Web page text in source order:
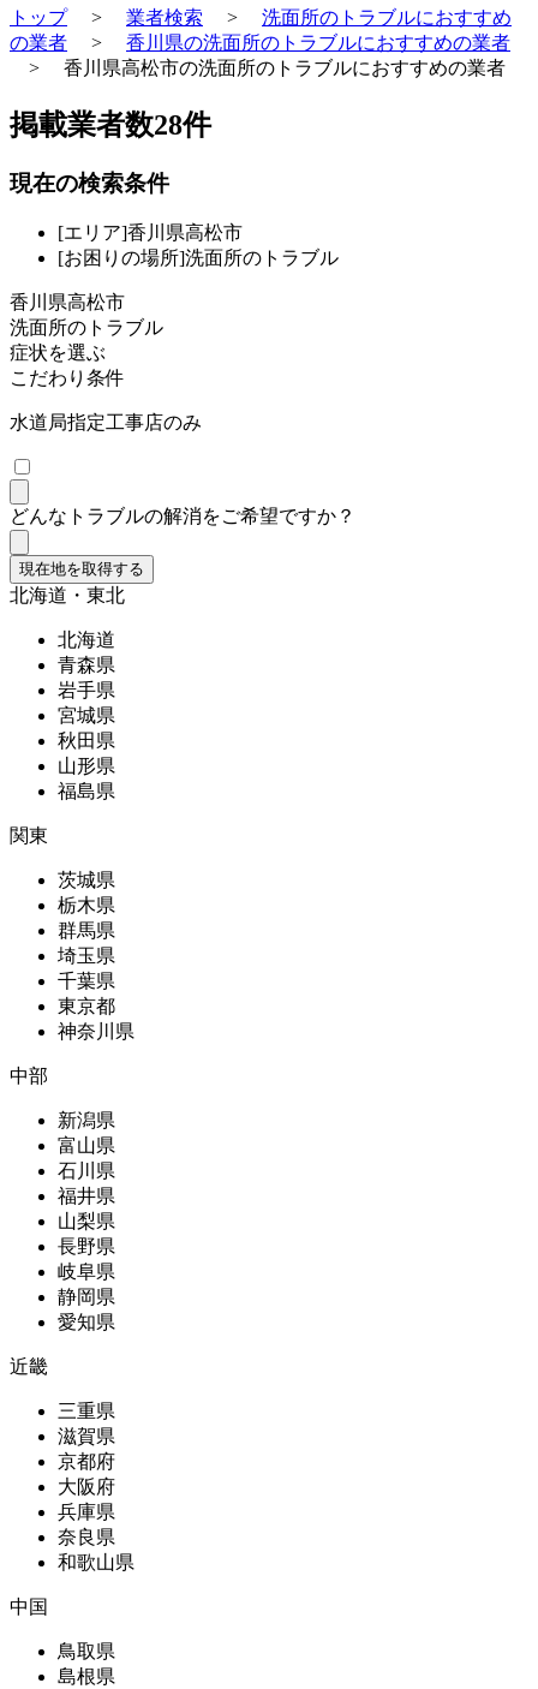
トップ> 業者検索 > 洗面所のトラブルにおすすめ
の業者 > 香川県の洗面所のトラブルにおすすめの業者
> 香川県高松市の洗面所のトラブルにおすすめの業者
掲載業者数28件
現在の検索条件
[エリア]香川県高松市
[お困りの場所]洗面所のトラブル
香川県高松市
洗面所のトラブル
症状を選ぶ
こだわり条件
水道局指定工事店のみ
どんなトラブルの解消をご希望ですか？
現在地を取得する
北海道・東北
北海道
青森県
岩手県
宮城県
秋田県
山形県
福島県
関東
茨城県
栃木県
群馬県
埼玉県
千葉県
東京都
神奈川県
中部
新潟県
富山県
石川県
福井県
山梨県
長野県
岐阜県
静岡県
愛知県
近畿
三重県
滋賀県
京都府
大阪府
兵庫県
奈良県
和歌山県
中国
鳥取県
島根県